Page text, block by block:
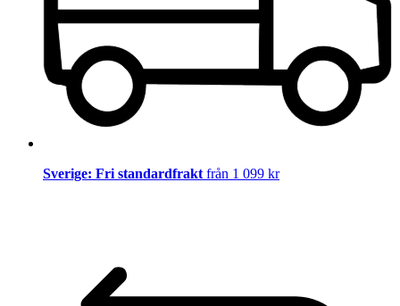
Sverige: Fri standardfrakt från 1 099 kr